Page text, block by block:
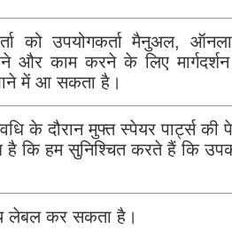
को उपयोगकर्ता मैनुअल,
और काम करने के लिए
में आ सकता है।
के दौरान मुफ्त स्पेयर पार्ट्स
कि हम सुनिश्चित करते हैं कि
लेबल कर सकता है।